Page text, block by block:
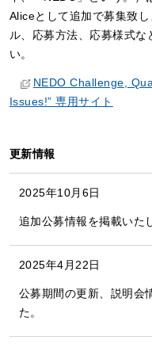
Aliceとして追加で募集致
ル、応募方法、応募様式な
い。
NEDO Challenge,
Issues!” 専用サイト
更新情報
2025年10月6日
追加公募情報を掲載いた
2025年4月22日
公募期間の更新、説明会
た。